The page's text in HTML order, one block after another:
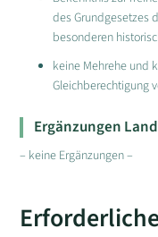
des Grundgesetzes
besonderen
keine Mehrehe und
Gleichberechtigung
Ergänzungen
– keine Ergänzungen –